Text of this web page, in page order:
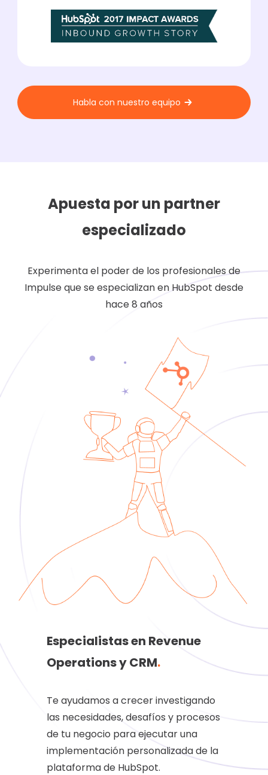
Habla con nuestro equipo
Apuesta por un partner
especializado
Experimenta el poder de los profesionales de
Impulse que se especializan en HubSpot desde
hace 8 años
Especialistas en Revenue
Operations y CRM.
Te ayudamos a crecer investigando
las necesidades, desafíos y procesos
de tu negocio para ejecutar una
implementación personalizada de la
plataforma de HubSpot.